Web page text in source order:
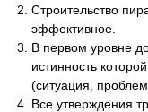
Строительство
эффективное.
В первом уровне
истинность
(ситуация,
Все утверждения